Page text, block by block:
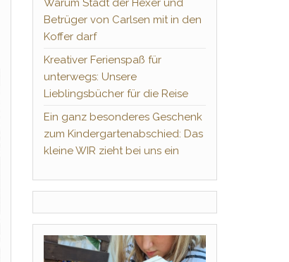
Warum Stadt der Hexer und
Betrüger von Carlsen mit in den
Koffer darf
Kreativer Ferienspaß für
unterwegs: Unsere
Lieblingsbücher für die Reise
Ein ganz besonderes Geschenk
zum Kindergartenabschied: Das
kleine WIR zieht bei uns ein